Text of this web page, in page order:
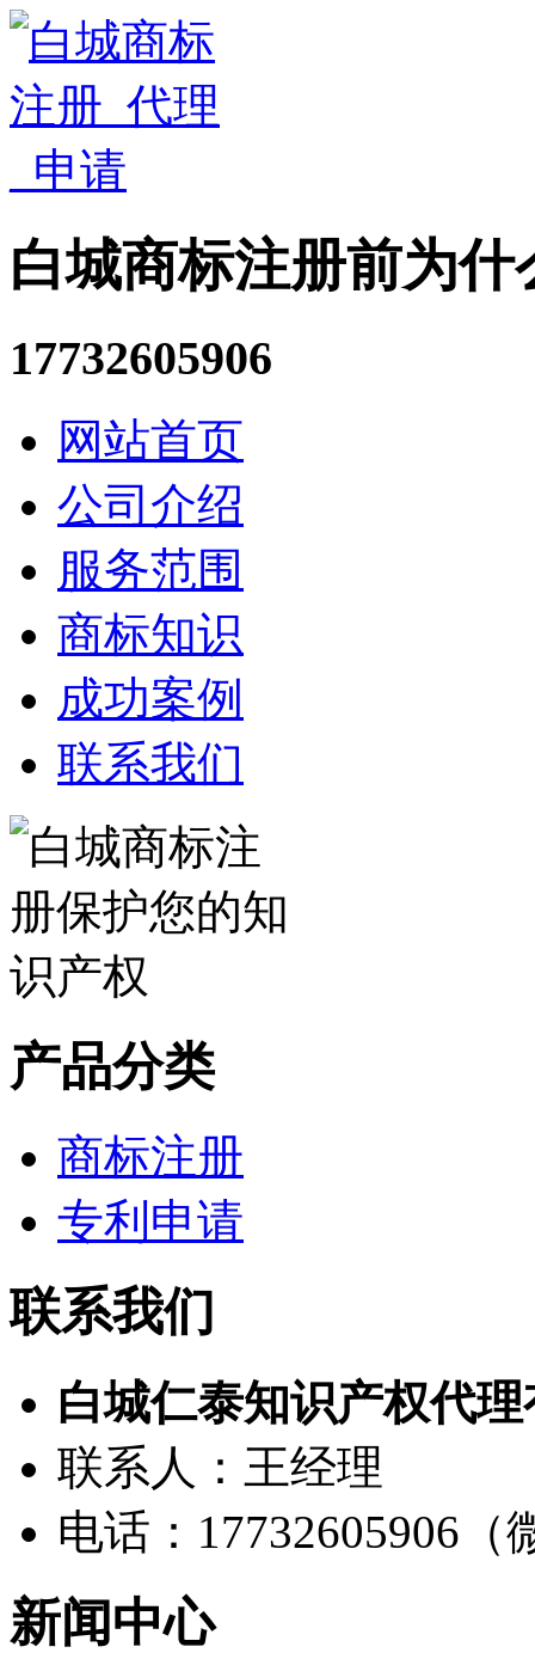
白城商标注册前为什
17732605906
网站首页
公司介绍
服务范围
商标知识
成功案例
联系我们
产品分类
商标注册
专利申请
联系我们
白城仁泰知识产权代
联系人：王经理
电话：17732605906（
新闻中心